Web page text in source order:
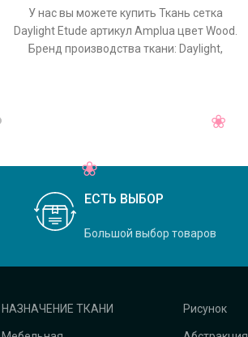
У нас вы можете купить Ткань сетка
Daylight Etude артикул Amplua цвет Wood.
Бренд производства ткани: Daylight,
ЕСТЬ ВЫБОР
Большой выбор товаров
НАЗНАЧЕНИЕ ТКАНИ Рисунок